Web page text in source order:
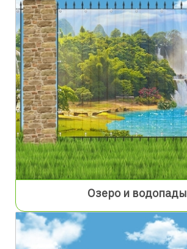
Озеро и водопады